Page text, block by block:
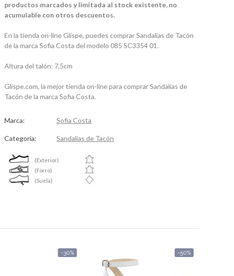
productos marcados y limitada al stock existente, no
acumulable con otros descuentos.
En la tienda on-line Glispe, puedes comprar Sandalias de Tacón
de la marca Sofia Costa del modelo 085 SC3354 01.
Altura del talón: 7,5cm
Glispe.com, la mejor tienda on-line para comprar Sandalias de
Tacón de la marca Sofia Costa.
Marca: Sofia Costa
Categoría: Sandalias de Tacón
(Exterior)
(Forro)
(Suela)
-30% -50%